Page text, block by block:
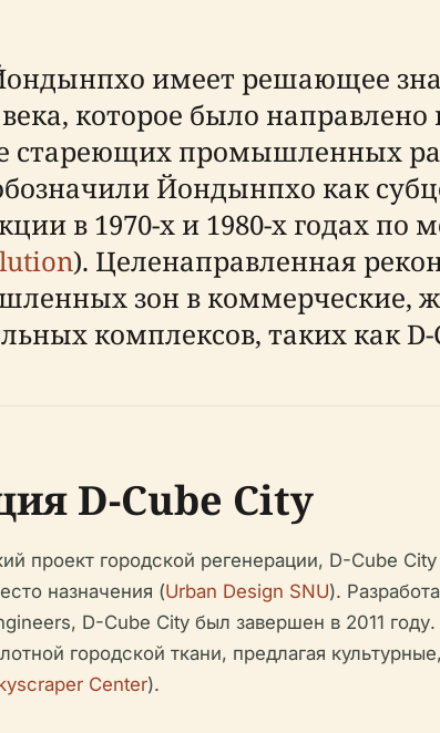
имеет решающее
которое было
стареющих промышленных
Йондынпхо как
в 1970-х и 1980-х годах по
). Целенаправленная
зон в коммерческие,
комплексов, таких как D-
D-Cube City
проект городской регенерации, D-Cube
назначения (Urban Design SNU).
D-Cube City был завершен в 2011
городской ткани, предлагая
Center).